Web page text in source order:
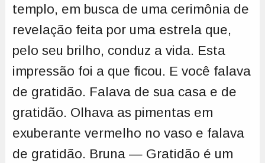
templo, em busca de uma cerimônia de
revelação feita por uma estrela que,
pelo seu brilho, conduz a vida. Esta
impressão foi a que ficou. E você falava
de gratidão. Falava de sua casa e de
gratidão. Olhava as pimentas em
exuberante vermelho no vaso e falava
de gratidão. Bruna — Gratidão é um